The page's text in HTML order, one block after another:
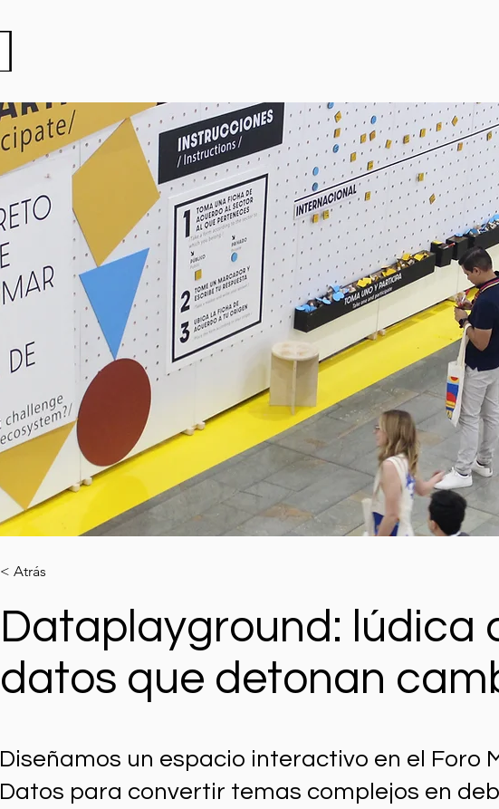
< Atrás
Dataplayground: lúdica
datos que detonan
Diseñamos un espacio interactivo en el Foro
Datos para convertir temas complejos en